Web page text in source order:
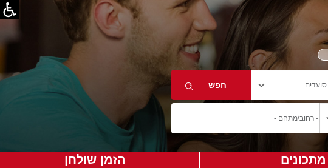
מתכונים הזמן שולחן